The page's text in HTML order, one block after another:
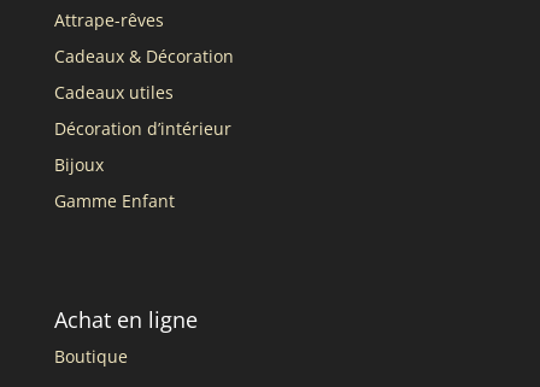
Attrape-rêves
Cadeaux & Décoration
Cadeaux utiles
Décoration d’intérieur
Bijoux
Gamme Enfant
Achat en ligne
Boutique